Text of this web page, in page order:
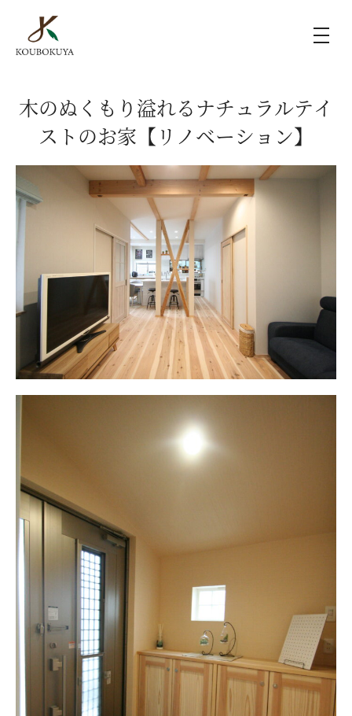
KOUBOKUYAの家づくり
施工事例
ラインナップ
モデルハウス（KOUBOX）
香木家通信
お客様の声
ペレットストーブ
よくある質問
会社情報
イベント ニュース 採用情報
木のぬくもり溢れるナチュラルテイ
ストのお家【リノベーション】